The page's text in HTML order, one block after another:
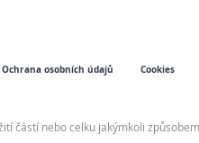
Ochrana osobních údajů Cookies
částí nebo celku jakýmkoli